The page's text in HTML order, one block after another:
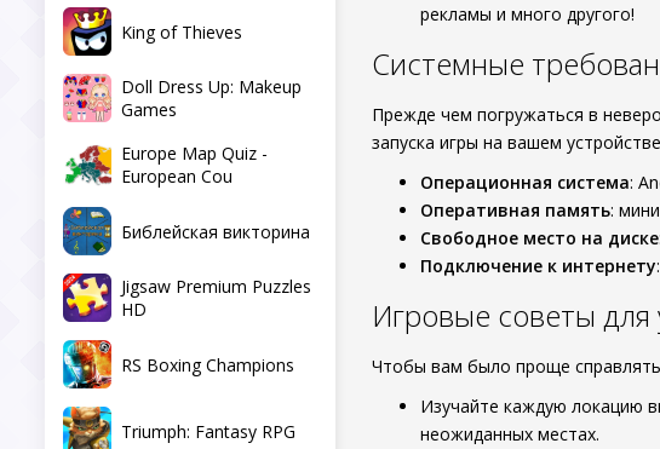
King of Thieves
Doll Dress Up: Makeup
Games
Europe Map Quiz -
European Cou
Библейская викторина
Jigsaw Premium Puzzles
HD
RS Boxing Champions
Triumph: Fantasy RPG
рекламы и много другого!
Системные
Прежде чем погружаться в
запуска игры на вашем
Операционная система:
Оперативная память:
Свободное место на диске
Подключение к интернету
Игровые советы
Чтобы вам было проще
Изучайте каждую локацию
неожиданных местах.